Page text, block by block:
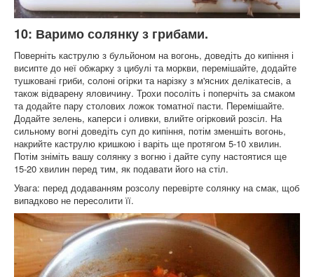
10: Варимо солянку з грибами.
Поверніть каструлю з бульйоном на вогонь, доведіть до кипіння і
висипте до неї обжарку з цибулі та моркви, перемішайте, додайте
тушковані гриби, солоні огірки та нарізку з м'ясних делікатесів, а
також відварену яловичину. Трохи посоліть і поперчіть за смаком
та додайте пару столових ложок томатної пасти. Перемішайте.
Додайте зелень, каперси і оливки, влийте огірковий розсіл. На
сильному вогні доведіть суп до кипіння, потім зменшіть вогонь,
накрийте каструлю кришкою і варіть ще протягом 5-10 хвилин.
Потім зніміть вашу солянку з вогню і дайте супу настоятися ще
15-20 хвилин перед тим, як подавати його на стіл.
Увага: перед додаванням розсолу перевірте солянку на смак, щоб
випадково не пересолити її.